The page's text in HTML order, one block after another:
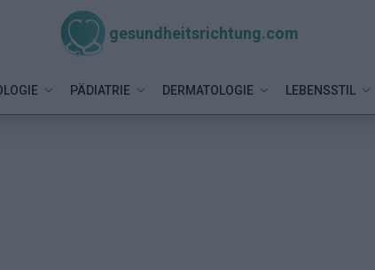
gesundheitsrichtung.com
PÄDIATRIE DERMATOLOGIE LEBENSSTIL